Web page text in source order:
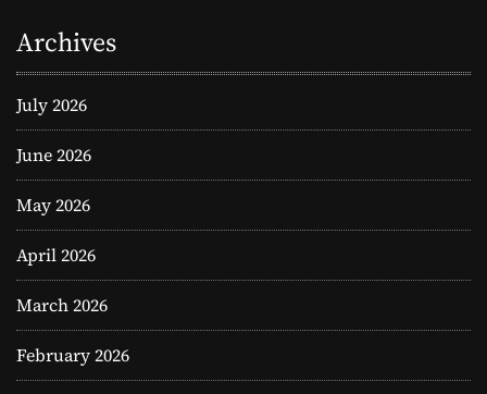
Archives
July 2026
June 2026
May 2026
April 2026
March 2026
February 2026